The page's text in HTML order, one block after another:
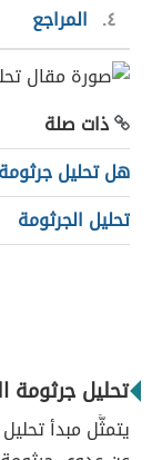
٤
المراجع
ذات صلة
هل تحليل
تحليل الجرثومة
تحليل جرثومة